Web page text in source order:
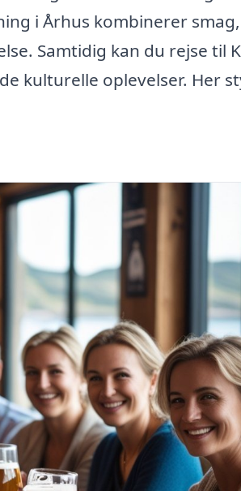
i Århus kombinerer smag,
Samtidig kan du rejse til
kulturelle oplevelser. Her